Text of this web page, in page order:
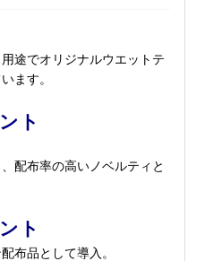
途でオリジナルウエットテ
ます。
ト
配布率の高いノベルティと
ト
布品として導入。